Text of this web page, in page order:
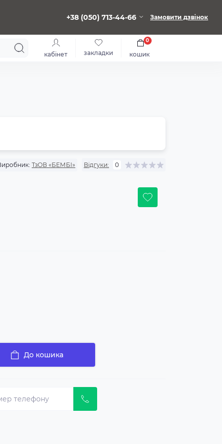
+38 (050) 713-44-66 Замовити дзвінок
кабінет закладки кошик
0
ТзОВ «БЕМБІ» Відгуки: 0
До кошика